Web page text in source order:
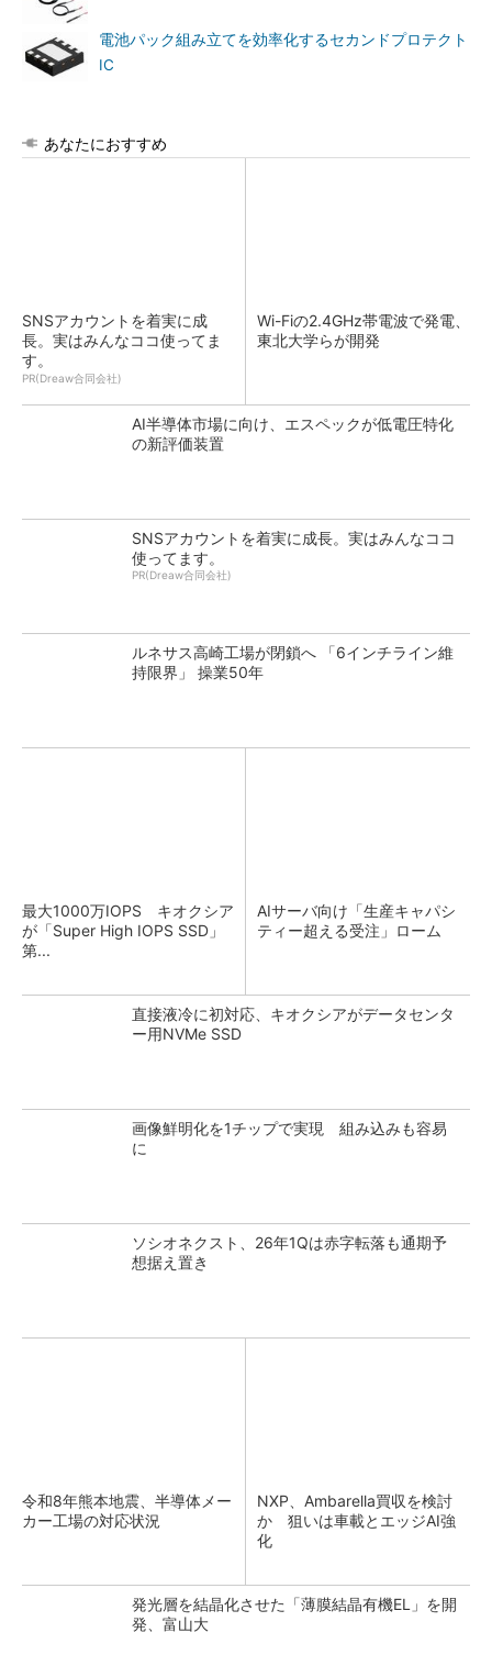
電池パック組み立てを効率化するセカンドプロテクト
IC
あなたにおすすめ
SNSアカウントを着実に成
長。実はみんなココ使ってま
す。
PR(Dreaw合同会社)
Wi-Fiの2.4GHz帯電波で発電、
東北大学らが開発
AI半導体市場に向け、エスペックが低電圧特化
の新評価装置
SNSアカウントを着実に成長。実はみんなココ
使ってます。
PR(Dreaw合同会社)
ルネサス高崎工場が閉鎖へ 「6インチライン維
持限界」 操業50年
最大1000万IOPS キオクシア
が「Super High IOPS SSD」
第...
AIサーバ向け「生産キャパシ
ティー超える受注」ローム
直接液冷に初対応、キオクシアがデータセンタ
ー用NVMe SSD
画像鮮明化を1チップで実現 組み込みも容易
に
ソシオネクスト、26年1Qは赤字転落も通期予
想据え置き
令和8年熊本地震、半導体メー
カー工場の対応状況
NXP、Ambarella買収を検討
か 狙いは車載とエッジAI強
化
発光層を結晶化させた「薄膜結晶有機EL」を開
発、富山大